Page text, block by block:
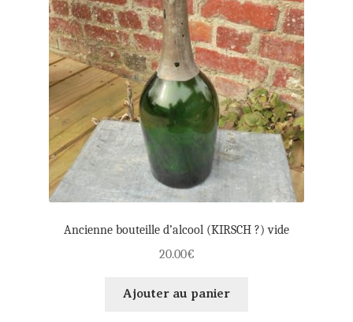
Ancienne bouteille d’alcool (KIRSCH ?) vide
20.00€
Ajouter au panier